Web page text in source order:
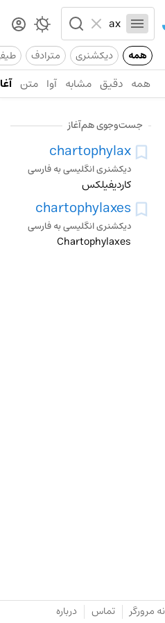
همه دیکشنری مترادف
همه دقیق مشابه آوا متن
جست‌وجوی هم‌آغاز
chartophylax
دیکشنری انگلیسی به فارسی
کاردیفیلکس
chartophylaxes
دیکشنری انگلیسی به فارسی
Chartophylaxes
مرورگر تماس درباره